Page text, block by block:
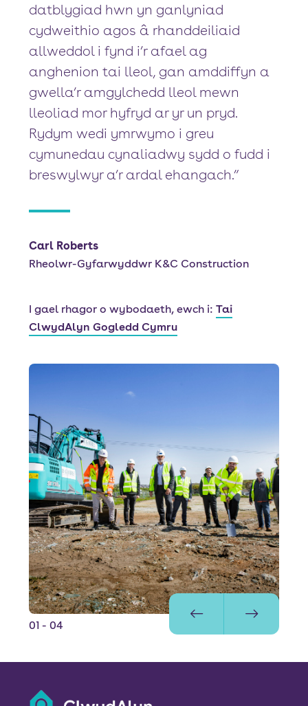
datblygiad hwn yn ganlyniad
cydweithio agos â rhanddeiliaid
allweddol i fynd i’r afael ag
anghenion tai lleol, gan amddiffyn a
gwella’r amgylchedd lleol mewn
lleoliad mor hyfryd ar yr un pryd.
Rydym wedi ymrwymo i greu
cymunedau cynaliadwy sydd o fudd i
breswylwyr a’r ardal ehangach.”
Carl Roberts
Rheolwr-Gyfarwyddwr K&C Construction
I gael rhagor o wybodaeth, ewch i: Tai
ClwydAlyn Gogledd Cymru
01 - 04